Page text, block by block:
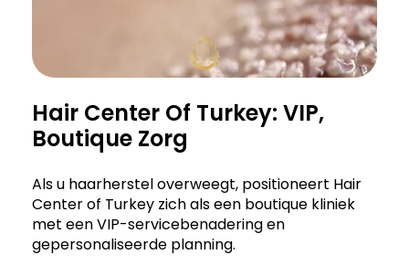
Hair Center Of Turkey: VIP,
Boutique Zorg
Als u haarherstel overweegt, positioneert Hair
Center of Turkey zich als een boutique kliniek
met een VIP-servicebenadering en
gepersonaliseerde planning.